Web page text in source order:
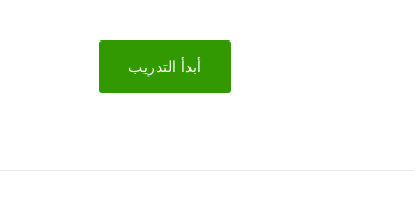
أبدأ التدريب